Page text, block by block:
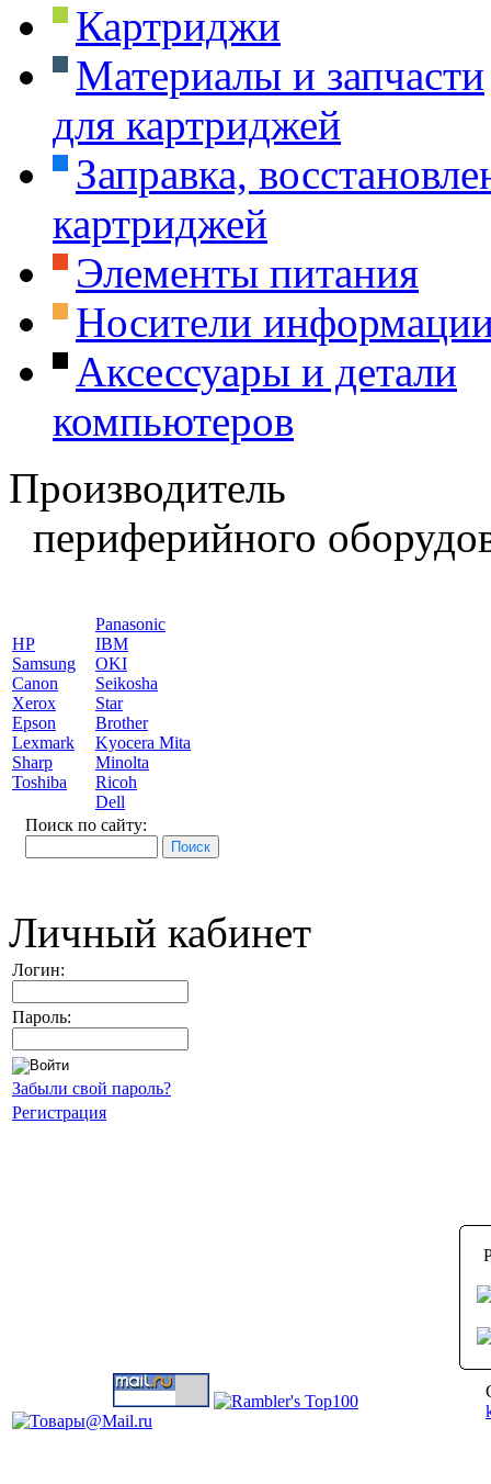
Картриджи
Материалы и запчасти
для картриджей
Заправка,
картриджей
Элементы питания
Носители
Аксессуары и детали
компьютеров
Производитель
периферийного
HP
Samsung
Canon
Xerox
Epson
Lexmark
Sharp
Toshiba
Panasonic
IBM
OKI
Seikosha
Star
Brother
Kyocera Mita
Minolta
Ricoh
Dell
Поиск по сайту:
Личный кабинет
Логин:
Пароль:
Забыли свой пароль?
Регистрация